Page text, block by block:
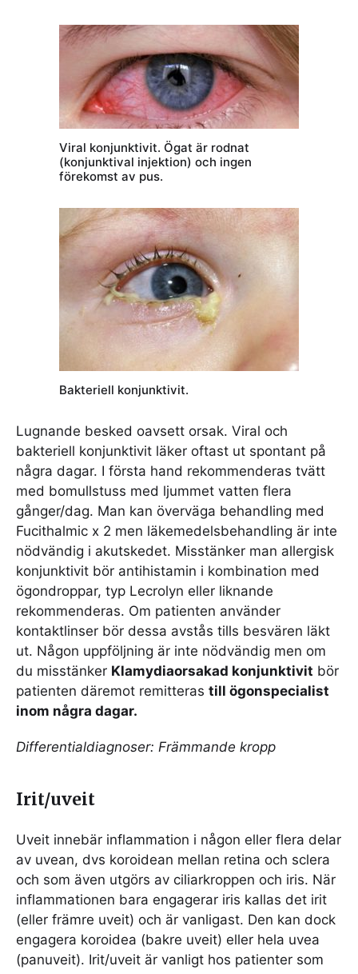
Viral konjunktivit. Ögat är rodnat
(konjunktival injektion) och ingen
förekomst av pus.
Bakteriell konjunktivit.
Lugnande besked oavsett orsak. Viral och
bakteriell konjunktivit läker oftast ut spontant på
några dagar. I första hand rekommenderas tvätt
med bomullstuss med ljummet vatten flera
gånger/dag. Man kan överväga behandling med
Fucithalmic x 2 men läkemedelsbehandling är inte
nödvändig i akutskedet. Misstänker man allergisk
konjunktivit bör antihistamin i kombination med
ögondroppar, typ Lecrolyn eller liknande
rekommenderas. Om patienten använder
kontaktlinser bör dessa avstås tills besvären läkt
ut. Någon uppföljning är inte nödvändig men om
du misstänker Klamydiaorsakad konjunktivit bör
patienten däremot remitteras till ögonspecialist
inom några dagar.
Differentialdiagnoser: Främmande kropp
Irit/uveit
Uveit innebär inflammation i någon eller flera delar
av uvean, dvs koroidean mellan retina och sclera
och som även utgörs av ciliarkroppen och iris. När
inflammationen bara engagerar iris kallas det irit
(eller främre uveit) och är vanligast. Den kan dock
engagera koroidea (bakre uveit) eller hela uvea
(panuveit). Irit/uveit är vanligt hos patienter som